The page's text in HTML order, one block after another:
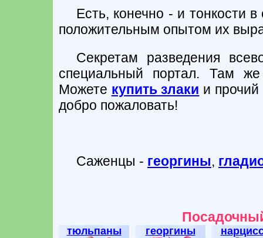
Есть, конечно - и тонкости
положительным опытом их
Секретам разведения
специальный портал. Там
Можете купить злаки и
добро пожаловать!
Саженцы - георгины,
тюльпаны георгины